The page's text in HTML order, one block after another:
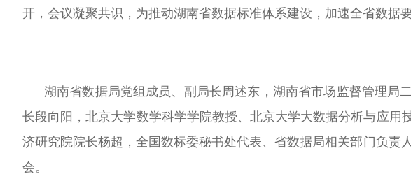
开，会议凝聚共识，为推动湖南省数据标准体系建设，加速全省数据
湖南省数据局党组成员、副局长周述东，湖南省市场监督管理局
长段向阳，北京大学数学科学学院教授、北京大学大数据分析与应
济研究院院长杨超，全国数标委秘书处代表、省数据局相关部门负责
会。